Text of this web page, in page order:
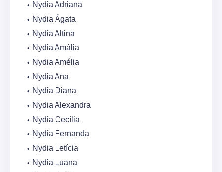
Nydia Adriana
Nydia Ágata
Nydia Altina
Nydia Amália
Nydia Amélia
Nydia Ana
Nydia Diana
Nydia Alexandra
Nydia Cecília
Nydia Fernanda
Nydia Letícia
Nydia Luana